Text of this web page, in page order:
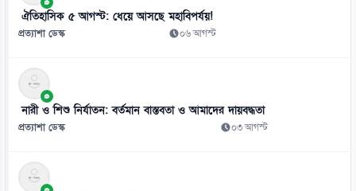
১০
ট্রাম্পের কূটনীতি আসলে ‘নাটক’, অভিযোগ ইরানি স্পিকারের
১১
এআইয়ের লেখা গল্পে মুগ্ধ পাঠক, চমক গবেষণায়
০৮ আগস্ট
১২
পানির নিচে ডুব দিয়ে আকাশেও উড়বে বিস্ময়কর রোবট
ঐতিহাসিক ৫ আগস্ট: ধেয়ে আসছে মহাবিপর্যয়!
প্রত্যাশা ডেস্ক ০৬ আগস্ট
নারী ও শিশু নির্যাতন: বর্তমান বাস্তবতা ও আমাদের দায়বদ্ধতা
প্রত্যাশা ডেস্ক ০৩ আগস্ট